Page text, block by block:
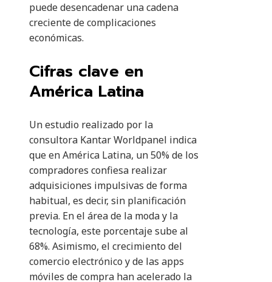
puede desencadenar una cadena
creciente de complicaciones
económicas.
Cifras clave en
América Latina
Un estudio realizado por la
consultora Kantar Worldpanel indica
que en América Latina, un 50% de los
compradores confiesa realizar
adquisiciones impulsivas de forma
habitual, es decir, sin planificación
previa. En el área de la moda y la
tecnología, este porcentaje sube al
68%. Asimismo, el crecimiento del
comercio electrónico y de las apps
móviles de compra han acelerado la